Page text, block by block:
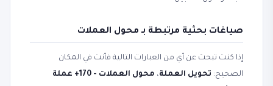
صياغات بحثية مرتبطة بـ محول العملات
إذا كنت تبحث عن أي من العبارات التالية فأنت في المكان
الصحيح: تحويل العملة،
محول العملات - 170+ عملة